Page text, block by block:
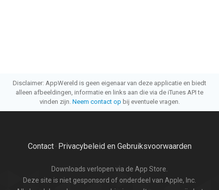
Disclaimer: AppWereld is geen eigenaar van deze applicatie en biedt
alleen afbeeldingen, informatie en links aan die via de iTunes API te
vinden zijn. Neem contact op bij eventuele vragen.
Contact· Privacybeleid en Gebruiksvoorwaarden
Downloads verlopen via de App Store.
Deze site is niet gesponsord of onderdeel van Apple, Inc.